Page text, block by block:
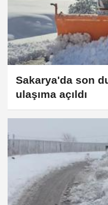
Sakarya'da son
ulaşıma açıldı